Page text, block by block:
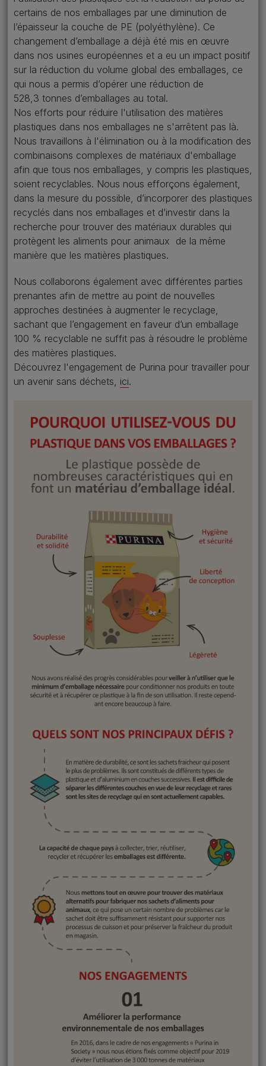
certains de nos emballages par une diminution de
l’épaisseur la couche de PE (polyéthylène). Ce
changement d’emballage a déjà été mis en œuvre
dans nos usines européennes et a eu un impact positif
sur la réduction du volume global des emballages, ce
qui nous a permis d’opérer une réduction de
528,3 tonnes d’emballages au total.
Nos efforts pour réduire l'utilisation des matières
plastiques dans nos emballages ne s'arrêtent pas là.
Nous travaillons à l'élimination ou à la modification des
combinaisons complexes de matériaux d'emballage
afin que tous nos emballages, y compris les plastiques,
soient recyclables. Nous nous efforçons également,
dans la mesure du possible, d’incorporer des plastiques
recyclés dans nos emballages et d’investir dans la
recherche pour trouver des matériaux durables qui
protègent les aliments pour animaux de la même
manière que les matières plastiques.
Nous collaborons également avec différentes parties
prenantes afin de mettre au point de nouvelles
approches destinées à augmenter le recyclage,
sachant que l’engagement en faveur d’un emballage
100 % recyclable ne suffit pas à résoudre le problème
des matières plastiques.
Découvrez l'engagement de Purina pour travailler pour
un avenir sans déchets, ici.